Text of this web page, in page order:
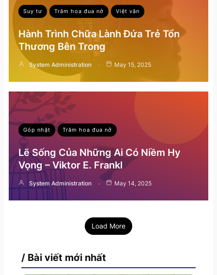
Suy tư Trăm hoa đua nở Việt văn
Hành Trình Chữa Lành Đứa Trẻ Tổn
Thương Bên Trong
System Administration May 15, 2025
Góp nhặt Trăm hoa đua nở
Lẽ Sống Của Những Ai Có Niềm Hy
Vọng – Viktor E. Frankl
System Administration May 14, 2025
Load More
/ Bài viết mới nhất